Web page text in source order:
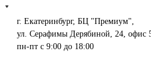
г. Екатеринбург, БЦ "Премиум",
ул. Серафимы Дерябиной, 24, офис
пн-пт с 9:00 до 18:00